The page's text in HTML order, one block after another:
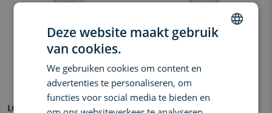
LOEWE
LOEWE
Deze website maakt gebruik
van cookies.
We gebruiken cookies om content en
advertenties te personaliseren, om
functies voor social media te bieden en